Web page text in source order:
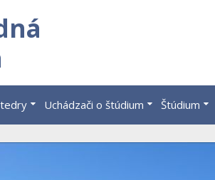
Uchádzači o štúdium Štúdium